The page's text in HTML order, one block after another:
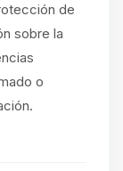
de
sobre la
o